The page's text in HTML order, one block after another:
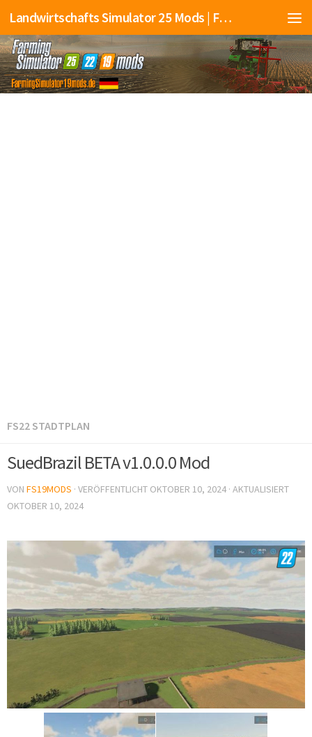
Landwirtschafts Simulator 25 Mods | Farming Simulator 25 Mods | FS25 Mods
FS22 STADTPLAN
SuedBrazil BETA v1.0.0.0 Mod
VON FS19MODS · VERÖFFENTLICHT OKTOBER 10, 2024 · AKTUALISIERT
OKTOBER 10, 2024